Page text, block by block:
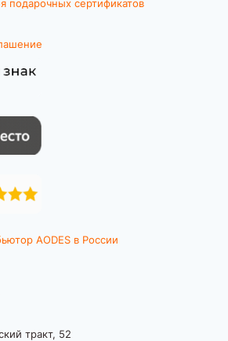
подарочных сертификатов
AODES в России
тракт, 52